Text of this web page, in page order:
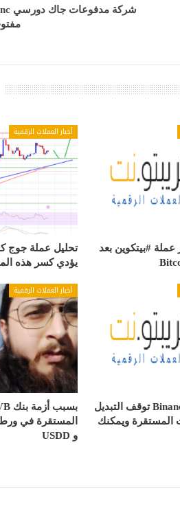
#بيتكوين بعد
أخبار العملات الرقمية
يؤدي كسر هذه
منصة بينانس Binance توقف التبديل
المستقرة ويمكنك
أخبار العملات الرقمية
و USDD